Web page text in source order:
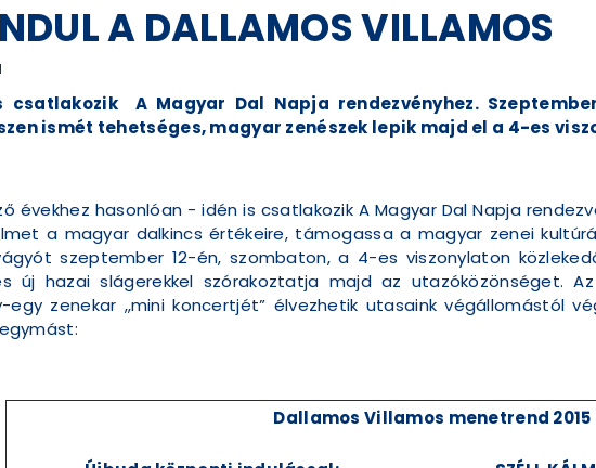
A DALLAMOS VILLAMOS
csatlakozik A Magyar Dal Napja rendezvényhez.
ismét tehetséges, magyar zenészek lepik majd el a 4-es
évekhez hasonlóan - idén is csatlakozik A Magyar Dal Napja
a magyar dalkincs értékeire, támogassa a magyar zenei
szeptember 12-én, szombaton, a 4-es viszonylaton
új hazai slágerekkel szórakoztatja majd az utazóközönséget.
egy zenekar „mini koncertjét” élvezhetik utasaink végállomástól
Dallamos Villamos menetrend 2015